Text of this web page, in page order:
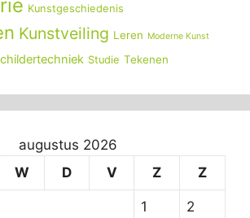
Kunstgeschiedenis
Kunstveiling Leren Moderne Kunst
Studie Tekenen
augustus 2026
W D V Z Z
1 2